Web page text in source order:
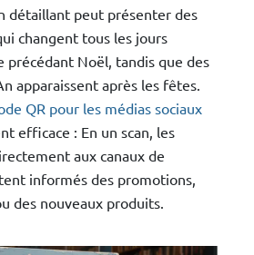
détaillant peut présenter des
changent tous les jours
précédant Noël, tandis que des
apparaissent après les fêtes.
QR pour les médias sociaux
efficace : En un scan, les
aux canaux de
informés des promotions,
des nouveaux produits.